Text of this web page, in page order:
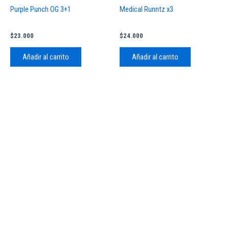
producto
Purple Punch OG 3+1
$23.000
Añadir al carrito
Medical Runntz x3
$24.000
Añadir al carrito